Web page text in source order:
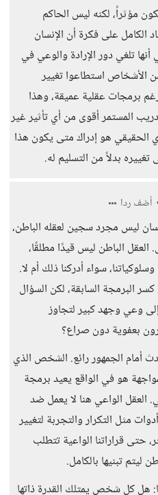
مؤثراً، لكنه ليس الحاكم
الكامل على فكرة أن الإنسان
تلغي دور الإرادة والوعي في
الأشخاص استطاعوا تغيير
برمجات عقلية عميقة، وهذا
المستمر أقوى من أي تأثير غير
الحقيقي هو إدراك متى يكون هذا
تغييره بدلاً من التسليم له.
أضف ردا
ليس مجرد سجين لعقله الباطن،
الباطن ليس قيدًا مطلقًا،
سواء أدركنا ذلك أم لا.
البرمجة السابقة، لكن السؤال
وعي وجهد كبير لتجاوز
بعفوية دون صراع؟
أمام الجمهور رائع. الشخص الذي
هو في الواقع يعيد برمجة
العقل الواعي هنا لا يعمل ضد
مثل التكرار والتجربة لتغيير
حتى قراراتنا الواعية تتطلب
ليتم تبنيها بالكامل.
هل كل شخص يمتلك القدرة ذاتها